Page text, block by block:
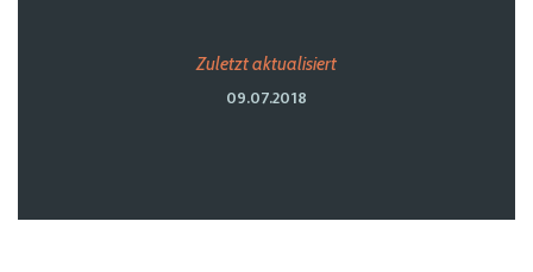
Zuletzt aktualisiert
09.07.2018